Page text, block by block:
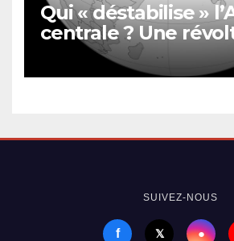
Qui « déstabilise »
centrale ? Une
inquiète le nord de
l’Afghanistan
SUIVEZ-NOUS
f 𝕏 ●